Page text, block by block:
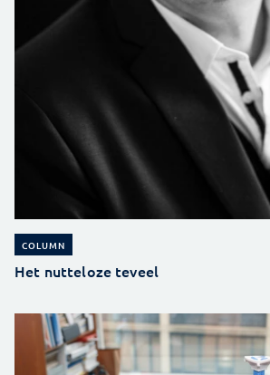
COLUMN
Het nutteloze teveel